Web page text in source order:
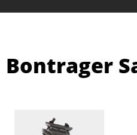
Bontrager